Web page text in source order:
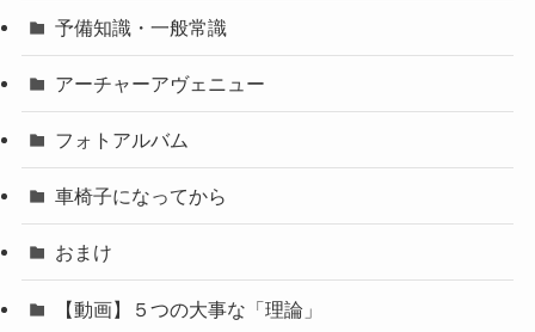
予備知識・一般常識
アーチャーアヴェニュー
フォトアルバム
車椅子になってから
おまけ
【動画】５つの大事な「理論」